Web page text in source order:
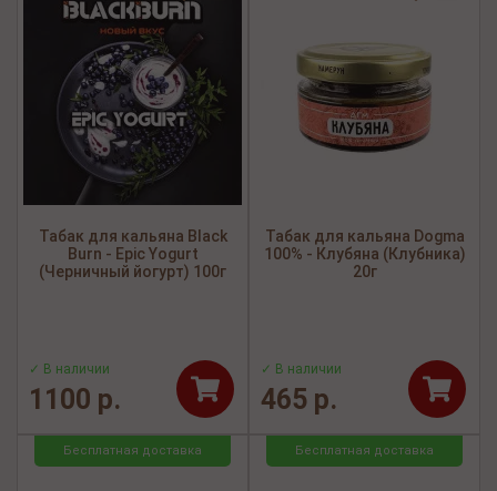
Табак для кальяна Black
Burn - Epic Yogurt
(Черничный йогурт) 100г
✓ В наличии
1100 р.
Табак для кальяна Dogma
100% - Клубяна (Клубника)
20г
✓ В наличии
465 р.
Бесплатная доставка Бесплатная доставка